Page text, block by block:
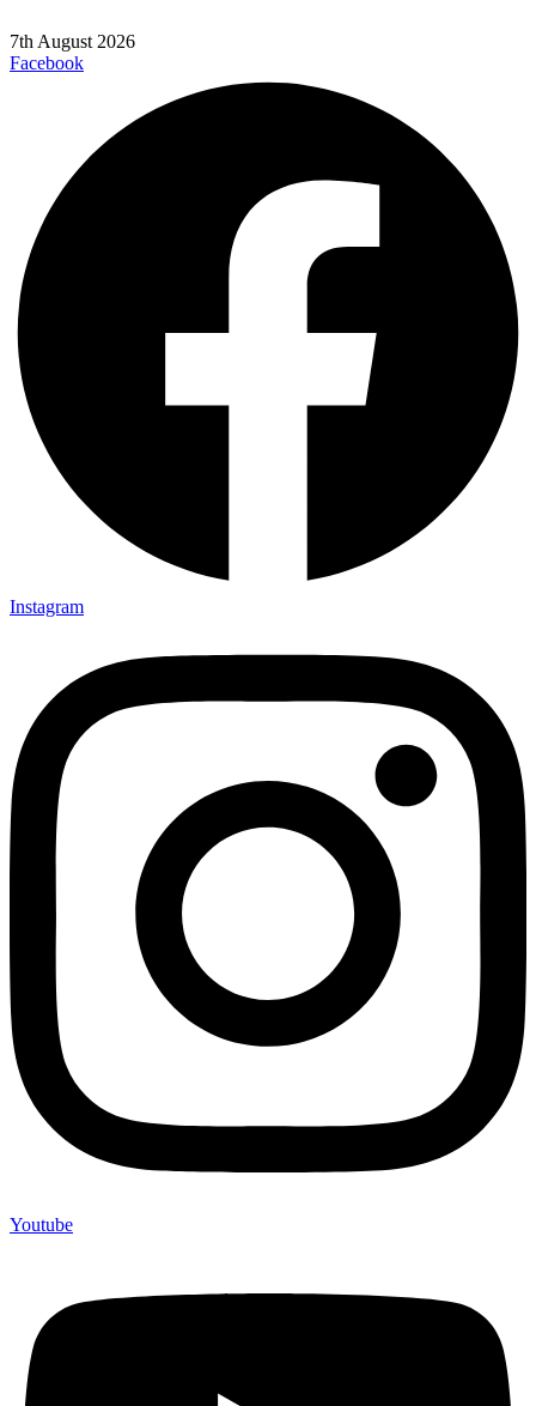
7th August 2026
Facebook
Instagram
Youtube